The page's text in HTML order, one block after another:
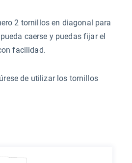
2 tornillos en diagonal para
caerse y puedas fijar el
facilidad.
de utilizar los tornillos